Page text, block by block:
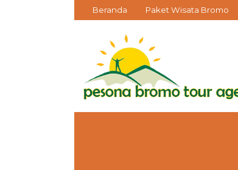
Beranda Paket Wisata Bromo